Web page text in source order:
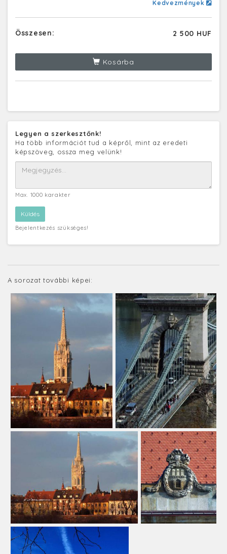
Kedvezmények
Összesen: 2 500 HUF
Kosárba
Legyen a szerkesztőnk!
Ha több információt tud a képről, mint az eredeti
képszöveg, ossza meg velünk!
Max. 1000 karakter
Bejelentkezés szükséges!
A sorozat további képei: